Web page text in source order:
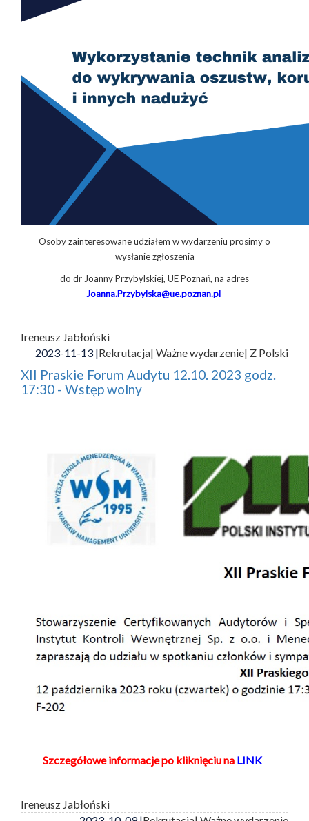
Osoby zainteresowane udziałem w wydarzeniu prosimy o
wysłanie zgłoszenia
do dr Joanny Przybylskiej, UE Poznań, na adres
Joanna.Przybylska@ue.poznan.pl
Ireneusz Jabłoński
2023-11-13 |Rekrutacja| Ważne wydarzenie| Z Polski
XII Praskie Forum Audytu 12.10. 2023 godz.
17:30 - Wstęp wolny
Szczegółowe informacje po kliknięciu na LINK
Ireneusz Jabłoński